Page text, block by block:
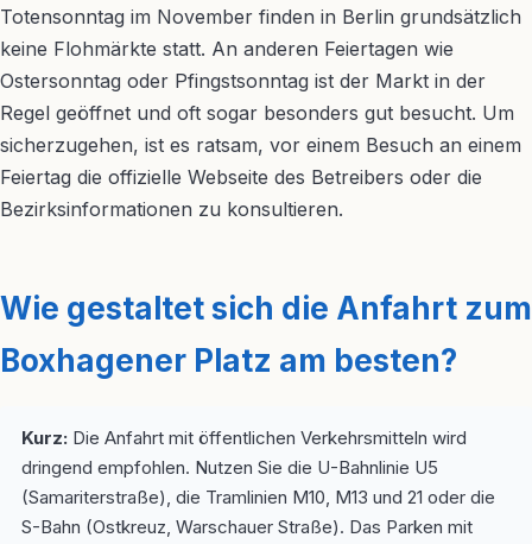
Totensonntag im November finden in Berlin grundsätzlich
keine Flohmärkte statt. An anderen Feiertagen wie
Ostersonntag oder Pfingstsonntag ist der Markt in der
Regel geöffnet und oft sogar besonders gut besucht. Um
sicherzugehen, ist es ratsam, vor einem Besuch an einem
Feiertag die offizielle Webseite des Betreibers oder die
Bezirksinformationen zu konsultieren.
Wie gestaltet sich die Anfahrt zum
Boxhagener Platz am besten?
Kurz: Die Anfahrt mit öffentlichen Verkehrsmitteln wird
dringend empfohlen. Nutzen Sie die U-Bahnlinie U5
(Samariterstraße), die Tramlinien M10, M13 und 21 oder die
S-Bahn (Ostkreuz, Warschauer Straße). Das Parken mit